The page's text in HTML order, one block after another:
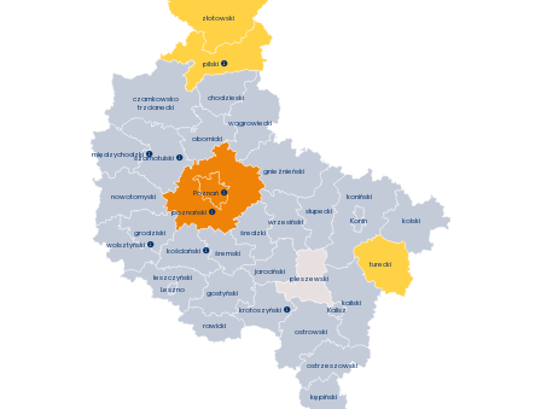
chodzieski
czarnkowsko
trzcianecki
gnieźnieński
gostyński
grodziski
jarociński
kaliski
kępiński
kolski
koniński
kościański 
krotoszyński
leszczyński
międzychodzki
nowotomyski
obornicki
ostrowski
ostrzeszowski
pilski 
pleszewski
poznański 
rawicki
słupecki
szamotulski
średzki
śremski
turecki
wągrowiecki
wolsztyński
wrzesiński
złotowski
Kalisz
Konin
Leszno
Poznań 